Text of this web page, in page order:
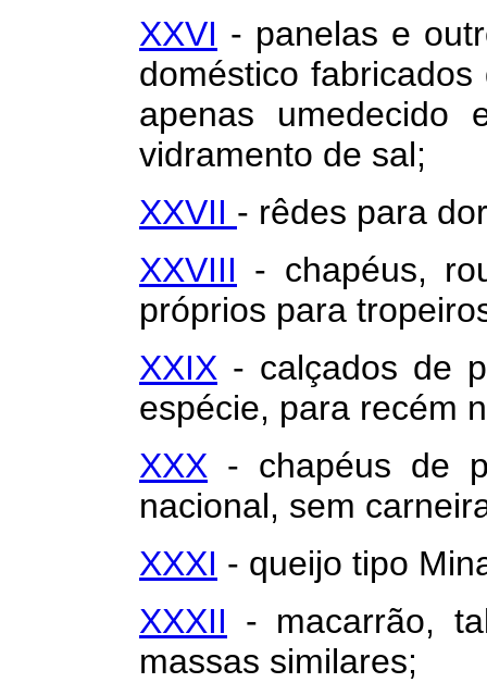
XXVI - panelas e
doméstico
apenas umedecido
vidramento de sal;
XXVII - rêdes para
XXVIII - chapéus,
próprios para
XXIX - calçados de
espécie, para recém
XXX - chapéus de
nacional, sem
XXXI - queijo tipo
XXXII - macarrão,
massas similares;